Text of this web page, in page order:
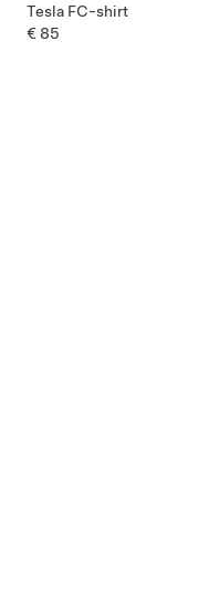
Tesla FC-shirt
€ 85